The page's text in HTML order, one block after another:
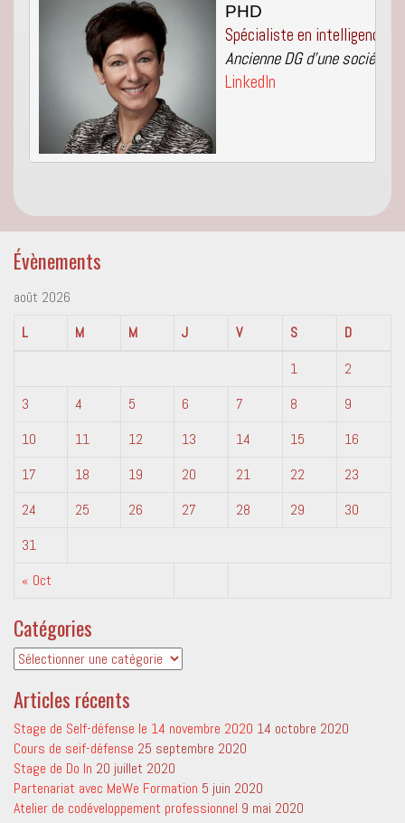
Ancienne DG d'une société
LinkedIn
Évènements
août 2026
L
M M J V S D
« Oct
1
2
3
4 5 6 7 8
9
10
11 12 13 14 15
16
17
18 19 20 21 22
23
24
25 26 27 28 29
30
31
Catégories
Catégories
Articles récents
Stage de Self-défense le 14 novembre 2020 14 octobre 2020
Cours de seif-défense 25 septembre 2020
Stage de Do In 20 juillet 2020
Partenariat avec MeWe Formation 5 juin 2020
Atelier de codéveloppement professionnel 9 mai 2020